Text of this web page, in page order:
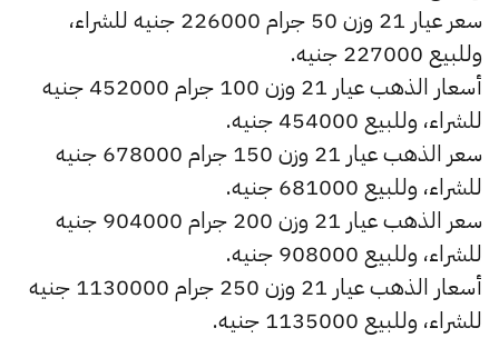
سعر عيار 21 وزن 50 جرام 226000 جنيه للشراء،
وللبيع 227000 جنيه.
أسعار الذهب عيار 21 وزن 100 جرام 452000 جنيه
للشراء، وللبيع 454000 جنيه.
سعر الذهب عيار 21 وزن 150 جرام 678000 جنيه
للشراء، وللبيع 681000 جنيه.
سعر الذهب عيار 21 وزن 200 جرام 904000 جنيه
للشراء، وللبيع 908000 جنيه.
أسعار الذهب عيار 21 وزن 250 جرام 1130000 جنيه
للشراء، وللبيع 1135000 جنيه.